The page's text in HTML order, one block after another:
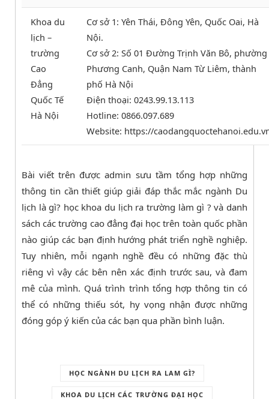
Khoa du
lịch –
trường
Cao
Đẳng
Quốc Tế
Hà Nội
Cơ sở 1: Yên Thái, Đông Yên, Quốc Oai, Hà
Nội.
Cơ sở 2: Số 01 Đường Trịnh Văn Bô, phường
Phương Canh, Quận Nam Từ Liêm, thành
phố Hà Nội
Điện thoại: 0243.99.13.113
Hotline: 0866.097.689
Website: https://
Bài viết trên được admin sưu tầm tổng hợp những
thông tin cần thiết giúp giải đáp thắc mắc ngành Du
lịch là gì? học khoa du lịch ra trường làm gì ? và danh
sách các trường cao đẳng đại học trên toàn quốc phần
nào giúp các bạn định hướng phát triển nghề nghiệp.
Tuy nhiên, mỗi ngạnh nghề đều có những đặc thù
riêng vì vậy các bên nên xác định trước sau, và đam
mê của mình. Quá trình trình tổng hợp thông tin có
thể có những thiếu sót, hy vọng nhận được những
đóng góp ý kiến của các bạn qua phần bình luận.
HỌC NGÀNH DU LỊCH RA LAM GÌ?
KHOA DU LỊCH CÁC TRƯỜNG ĐẠI HỌC